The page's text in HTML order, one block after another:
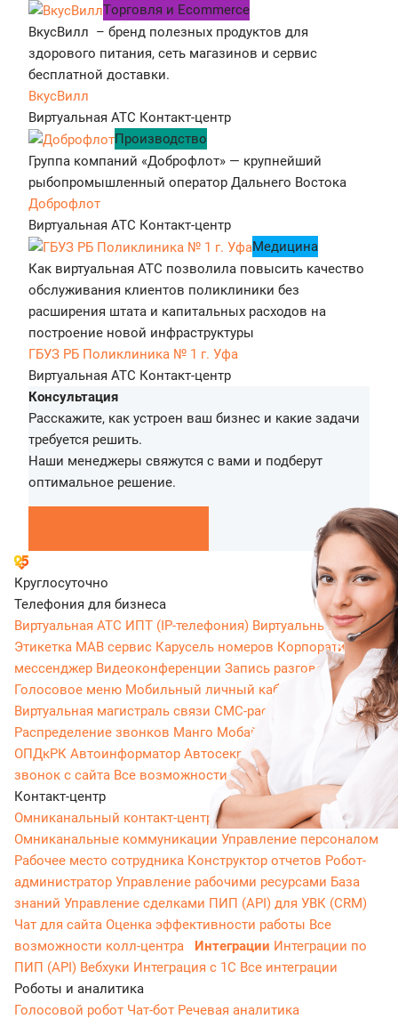
Tорговля и Ecommerce
ВкусВилл – бренд полезных продуктов для
здорового питания, сеть магазинов и сервис
бесплатной доставки.
ВкусВилл
Виртуальная АТС Контакт-центр
Производство
Группа компаний «Доброфлот» — крупнейший
рыбопромышленный оператор Дальнего Востока
Доброфлот
Виртуальная АТС Контакт-центр
Медицина
Как виртуальная АТС позволила повысить качество
обслуживания клиентов поликлиники без
расширения штата и капитальных расходов на
построение новой инфраструктуры
ГБУЗ РБ Поликлиника № 1 г. Уфа
Виртуальная АТС Контакт-центр
Консультация
Расскажите, как устроен ваш бизнес и какие задачи
требуется решить.
Наши менеджеры свяжутся с вами и подберут
оптимальное решение.
Круглосуточно
Телефония для бизнеса
Виртуальная АТС ИПТ (IP-телефония) Виртуальный номер
Этикетка МАВ сервис Карусель номеров Корпоративный
мессенджер Видеоконференции Запись разговоров
Голосовое меню Мобильный личный кабинет
Виртуальная магистраль связи СМС-рассылки
Распределение звонков Манго Мобайл
ОПДкРК Автоинформатор Автосекретарь
звонок с сайта Все возможности ВАТС
Контакт-центр
Омниканальный контакт-центрИсходящий обзвон
Омниканальные коммуникации Управление персоналом
Рабочее место сотрудника Конструктор отчетов Робот-
администратор Управление рабочими ресурсами База
знаний Управление сделками ПИП (API) для УВК (CRM)
Чат для сайта Оценка эффективности работы Все
возможности колл-центра
Интеграции Интеграции по
ПИП (API) Вебхуки Интеграция с 1С Все интеграции
Роботы и аналитика
Голосовой робот Чат-бот Речевая аналитика